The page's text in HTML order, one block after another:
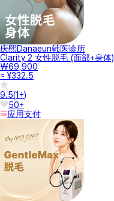
庆熙Danaeun韩医诊所
Clarity 2 女性脱毛 (面部+身体)
₩69,900
≈ ¥332.5
9.5(1+)
50+
应用支付